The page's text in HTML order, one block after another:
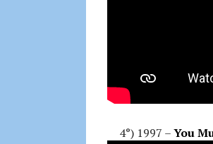
4°) 1997 –You